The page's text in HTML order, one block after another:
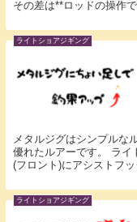
その差は**ロッドの操作
ライトショアジギング
メタルジグはシンプルな
優れたルアーです。 ライ
(フロント)にアシストフ
ライトショアジギング